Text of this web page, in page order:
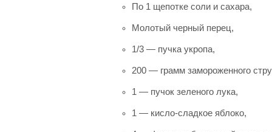
По 1 щепотке соли и сахара,
Молотый черный перец,
1/3 — пучка укропа,
200 — грамм замороженного
1 — пучок зеленого лука,
1 — кисло-сладкое яблоко,